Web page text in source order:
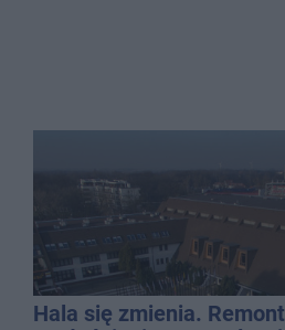
Hala się zmienia.